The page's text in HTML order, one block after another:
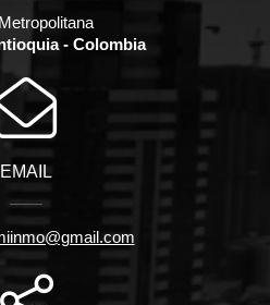
- Colombia
EMAIL